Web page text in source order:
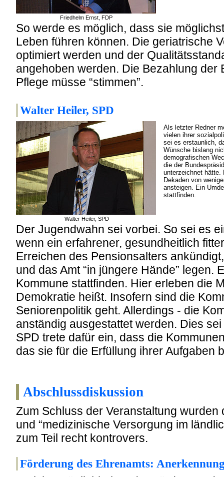
Friedhelm Ernst, FDP
So werde es möglich, dass sie
Leben führen können. Die geriatrische
optimiert werden und der
angehoben werden. Die Bezahlung der
Pflege müsse “stimmen”.
Walter Heiler, SPD
Walter Heiler, SPD
Als letzter Redner
vielen ihrer
sei es erstaunlich,
Wünsche bislang
demografischen
die der
unterzeichnet hätte.
Dekaden von
ansteigen. Ein
stattfinden.
Der Jugendwahn sei vorbei. So sei es
wenn ein erfahrener, gesundheitlich
Erreichen des Pensionsalters
und das Amt “in jüngere Hände” legen.
Kommune stattfinden. Hier erleben die
Demokratie heißt. Insofern sind die
Seniorenpolitik geht. Allerdings - die
anständig ausgestattet werden. Dies
SPD trete dafür ein, dass die
das sie für die Erfüllung ihrer Aufgaben
Abschlussdiskussion
Zum Schluss der Veranstaltung wurden
und “medizinische Versorgung im
zum Teil recht kontrovers.
Förderung des Ehrenamts: